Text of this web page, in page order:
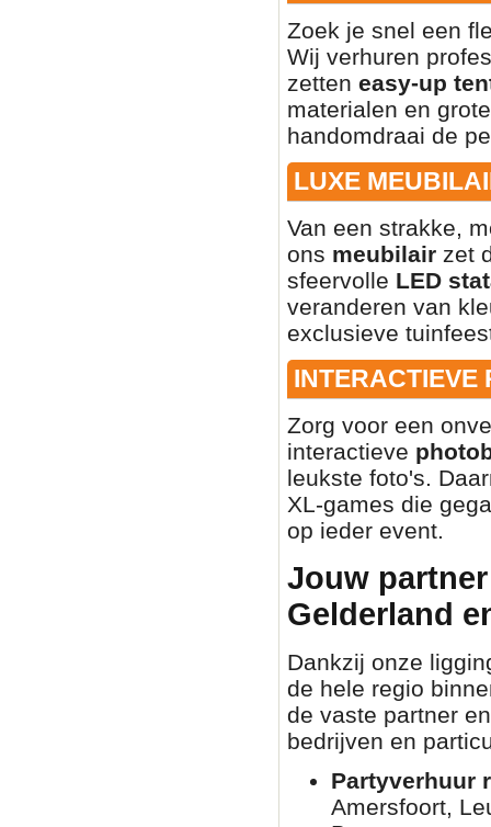
Zoek je snel een
Wij verhuren
zetten easy-up
materialen en
handomdraai de
LUXE
Van een strakke,
ons meubilair zet
sfeervolle LED
veranderen van
exclusieve
INTERACTIEVE
Zorg voor een
interactieve
leukste foto's.
XL-games die
op ieder event.
Jouw
Gelderland
Dankzij onze
de hele regio
de vaste partner
bedrijven en
Partyverhuur
Amersfoort,